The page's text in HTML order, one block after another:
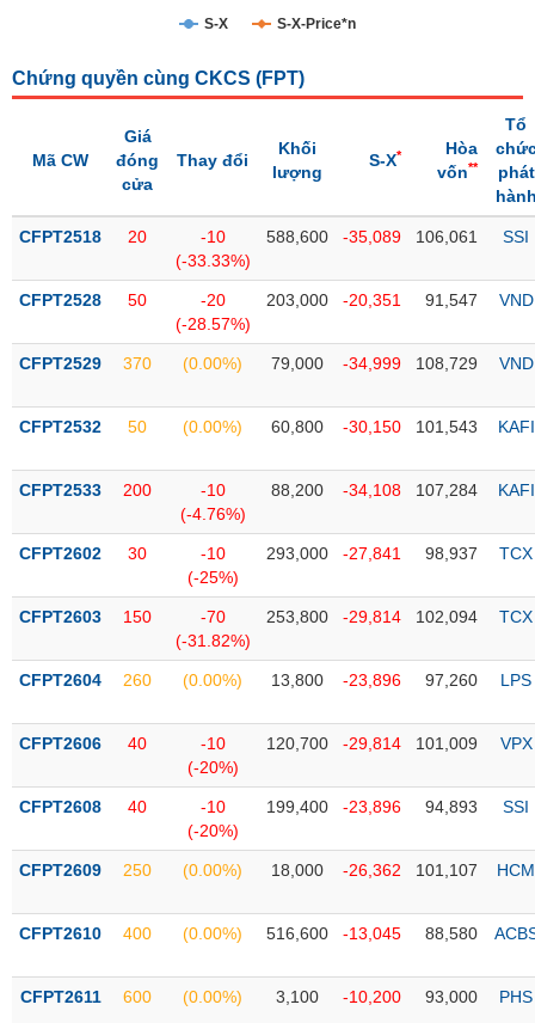
thái
cổ
Quy
thị
trường
yết
yết
Niêm
bổ
sung
Hủy
niêm
Theo
đặc
Không
ký
quỹ
Danh
mục
phiếu
chi
S-X S-X-Price*n
Chứng quyền cùng CKCS (FPT)
Mã CW
Giá
đóng
cửa
Thay đổi
Khối
lượng
S-X*
Hòa
vốn**
Tổ
phát
CFPT2518 20
-10
(-33.33%)
588,600 -35,089 106,061 SSI
CFPT2528 50
-20
(-28.57%)
203,000 -20,351 91,547 VND
CFPT2529 370 (0.00%) 79,000 -34,999 108,729 VND
CFPT2532 50 (0.00%) 60,800 -30,150 101,543 KAFI
CFPT2533 200
-10
(-4.76%)
88,200 -34,108 107,284 KAFI
CFPT2602 30
-10
(-25%)
293,000 -27,841 98,937 TCX
CFPT2603 150
-70
(-31.82%)
253,800 -29,814 102,094 TCX
CFPT2604 260 (0.00%) 13,800 -23,896 97,260 LPS
CFPT2606 40
-10
(-20%)
120,700 -29,814 101,009 VPX
CFPT2608 40
-10
(-20%)
199,400 -23,896 94,893 SSI
CFPT2609 250 (0.00%) 18,000 -26,362 101,107 HCM
CFPT2610 400 (0.00%) 516,600 -13,045 88,580
CFPT2611 600 (0.00%) 3,100 -10,200 93,000 PHS
NGÀNH
CỔ
PHÁI
SINH
PHIẾU
ĐẦU
XUẤT
LIỆU
TIN